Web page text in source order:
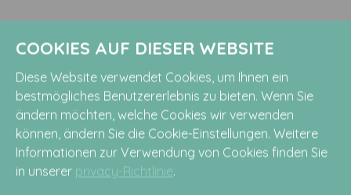
Wenn Sie ein Mein-KDC-Nutzerkonto haben,
empfangen, immer mit dem Mein-KDC-
Nutzerkonto zu verknüpfen.
Datenkopplung bei Aktivitäten
COOKIES AUF DIESER WEBSITE
Diese Website verwendet Cookies, um Ihnen ein
bestmögliches Benutzererlebnis zu bieten. Wenn Sie
ändern möchten, welche Cookies wir verwenden
können, ändern Sie die Cookie-Einstellungen. Weitere
Informationen zur Verwendung von Cookies finden Sie
in unserer privacy-Richtlinie.